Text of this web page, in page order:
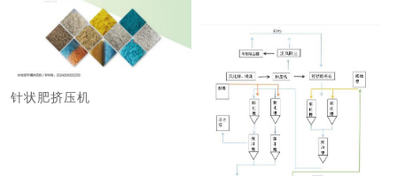
针状肥挤压机